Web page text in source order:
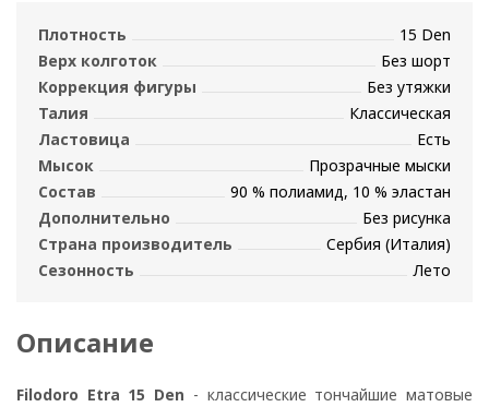
Плотность
15 Den
Верх колготок
Без шорт
Коррекция фигуры
Без утяжки
Талия
Классическая
Ластовица
Есть
Мысок
Прозрачные мыски
Состав
90 % полиамид, 10 % эластан
Дополнительно
Без рисунка
Страна производитель
Сербия (Италия)
Сезонность
Лето
Описание
Filodoro Etra 15 Den - классические тончайшие матовые